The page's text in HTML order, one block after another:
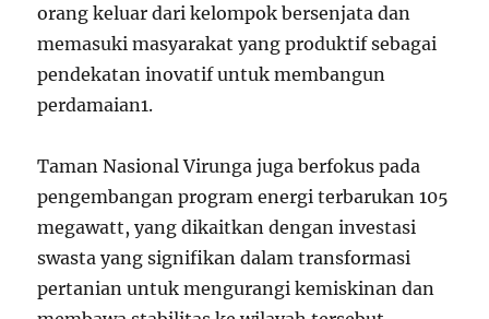
orang keluar dari kelompok bersenjata dan
memasuki masyarakat yang produktif sebagai
pendekatan inovatif untuk membangun
perdamaian1.
Taman Nasional Virunga juga berfokus pada
pengembangan program energi terbarukan 105
megawatt, yang dikaitkan dengan investasi
swasta yang signifikan dalam transformasi
pertanian untuk mengurangi kemiskinan dan